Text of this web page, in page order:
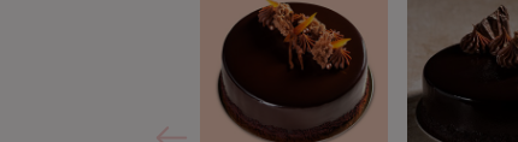
(16) 5.0/5